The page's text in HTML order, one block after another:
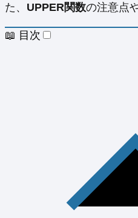
た、 UPPER関数の注意点
📖 目次